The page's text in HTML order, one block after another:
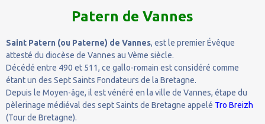
Patern de Vannes
Saint Patern (ou Paterne) de Vannes, est le premier Évêque
attesté du diocèse de Vannes au Vème siècle.
Décédé entre 490 et 511, ce gallo-romain est considéré comme
étant un des Sept Saints Fondateurs de la Bretagne.
Depuis le Moyen-âge, il est vénéré en la ville de Vannes, étape du
pèlerinage médiéval des sept Saints de Bretagne appelé Tro Breizh
(Tour de Bretagne).